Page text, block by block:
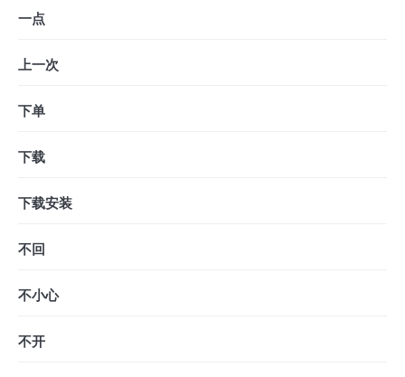
一点
上一次
下单
下载
下载安装
不回
不小心
不开